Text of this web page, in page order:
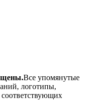
Все упомянутые
логотипы,